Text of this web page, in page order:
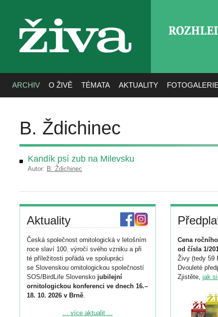
živa
ARCHIV O ŽIVĚ TÉMATA AKTUALITY
B. Ždichinec
Kandík psí zub na Milevsku
Autor: B. Ždichinec
Aktuality
Česká společnost ornitologická v letošním
roce slaví 100. výročí svého vzniku a při
té příležitosti pořádá ve spolupráci
se Slovenskou ornitologickou společností
SOS/BirdLife Slovensko jubilejní
ornitologickou konferenci ve dnech 16.–
18. 10. 2026 v Brně.
Podrobnější informace ke konferenci
... více aktualit ...
Cena
od čísla 1/
Živy (tedy 59
Dvouleté
Zjistěte, jak